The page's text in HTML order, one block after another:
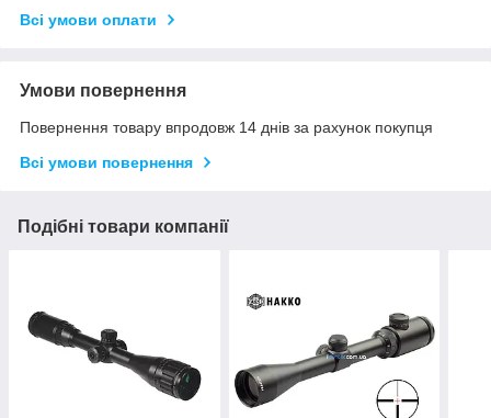
Всі умови оплати
Умови повернення
Повернення товару впродовж 14 днів за рахунок покупця
Всі умови повернення
Подібні товари компанії